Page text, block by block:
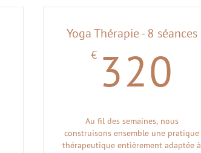
Yoga Thérapie - 8 séances
€
320
Au fil des semaines, nous
construisons ensemble une pratique
thérapeutique entièrement adaptée à